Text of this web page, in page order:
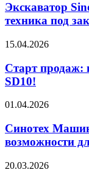
Экскаватор
техника под
15.04.2026
Старт продаж:
SD10!
01.04.2026
Синотех
возможности
20.03.2026